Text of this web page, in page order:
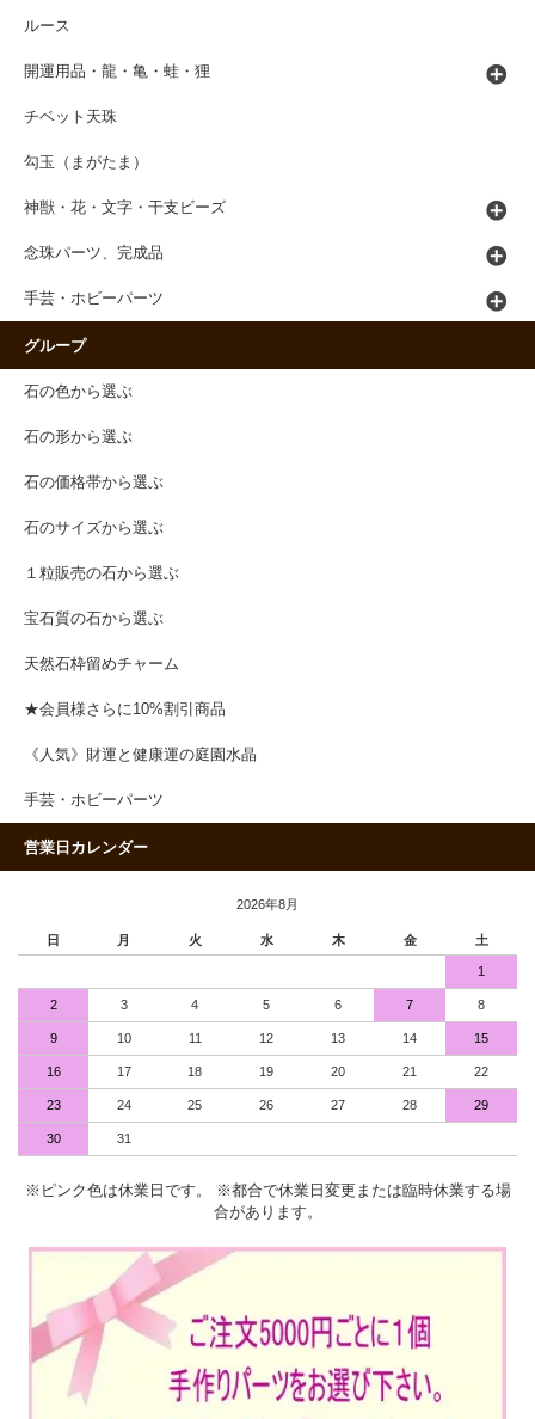
ルース
開運用品・龍・亀・蛙・狸
チベット天珠
勾玉（まがたま）
神獣・花・文字・干支ビーズ
念珠パーツ、完成品
手芸・ホビーパーツ
グループ
石の色から選ぶ
石の形から選ぶ
石の価格帯から選ぶ
石のサイズから選ぶ
１粒販売の石から選ぶ
宝石質の石から選ぶ
天然石枠留めチャーム
★会員様さらに10%割引商品
《人気》財運と健康運の庭園水晶
手芸・ホビーパーツ
営業日カレンダー
2026年8月
日 月 火 水 木 金 土
1
2 3 4 5 6 7 8
9 10 11 12 13 14 15
16 17 18 19 20 21 22
23 24 25 26 27 28 29
30 31
※ピンク色は休業日です。 ※都合で休業日変更または臨時休業する場
合があります。